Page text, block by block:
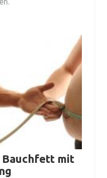
Bauchfett mit